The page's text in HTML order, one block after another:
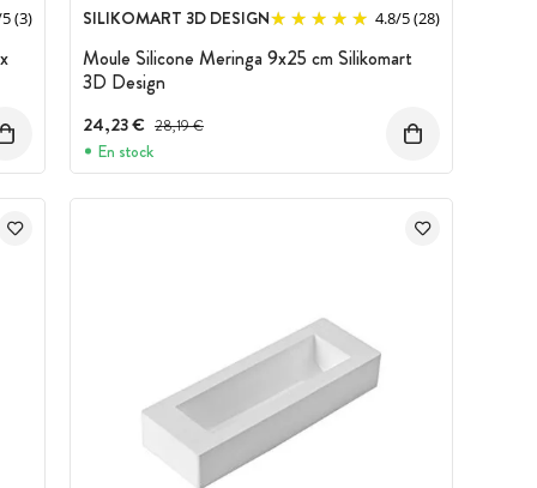
5(3) SILIKOMART 3D DESIGN 4.8/5(28)
Moule Silicone Meringa 9x25 cm Silikomart
3D Design
24,23 € Prix avant réduction :
28,19 €
En stock